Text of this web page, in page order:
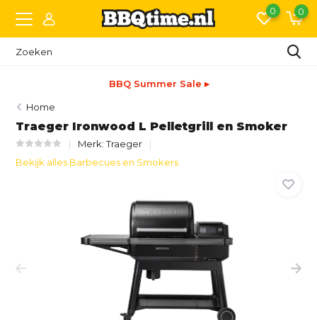
0 0
BBQ Summer Sale ▸
Home
Traeger Ironwood L Pelletgrill en Smoker
Merk:Traeger
Bekijk alles Barbecues en Smokers